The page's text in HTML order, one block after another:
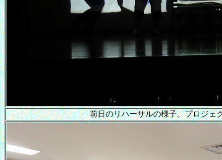
前日のリハーサルの様子。プロジェ